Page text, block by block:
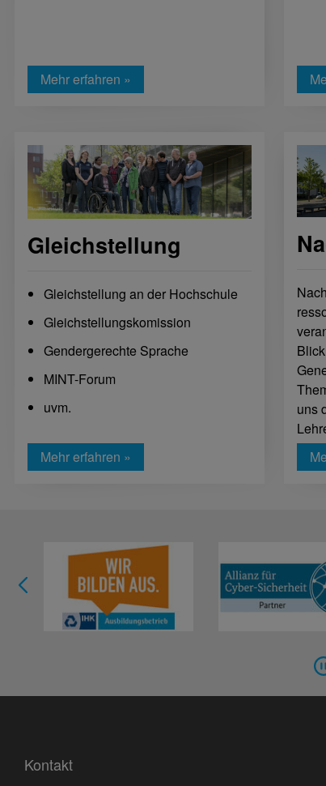
Mehr erfahren »
Gleichstellung
Gleichstellung an der Hochschule
Gleichstellungskomission
Gendergerechte Sprache
MINT-Forum
uvm.
Mehr erfahren »
uns
Kontakt